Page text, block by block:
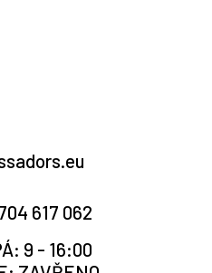
617 062
9 - 16:00